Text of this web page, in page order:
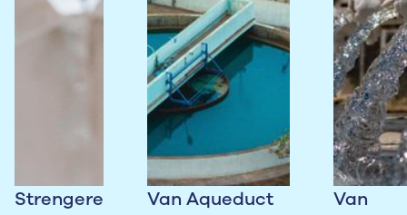
Strengere
Van Aqueduct
Van